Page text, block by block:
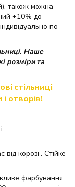
також можна
+10% до
по
Наше
розміри та
стільниці
отворів!
корозії. Стійке
фарбування